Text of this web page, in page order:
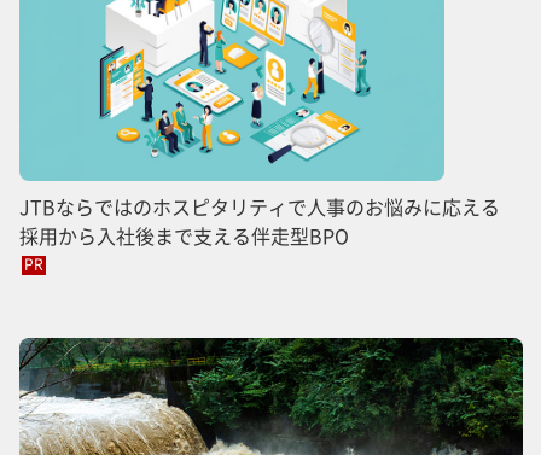
JTBならではのホスピタリティで人事のお悩みに応える
採用から入社後まで支える伴走型BPO
PR